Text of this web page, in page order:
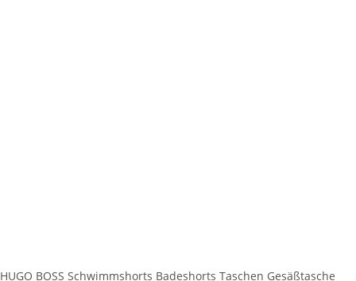
HUGO BOSS Schwimmshorts Badeshorts Taschen Gesäßtasche